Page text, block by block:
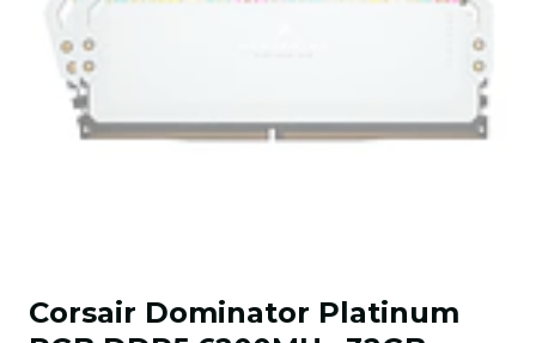
Corsair Dominator Platinum